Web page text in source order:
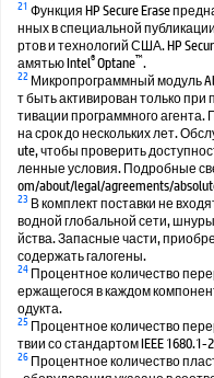
21 Функция HP Secure Erase
нных в специальной
ртов и технологий США. HP
амятью Intel®Optane™.
22 Микропрограммный модуль
т быть активирован только
тивации программного
на срок до нескольких лет.
ute, чтобы проверить
ленные условия. Подробные
om/about/legal/agreements/
23 В комплект поставки не
водной глобальной сети,
йства. Запасные части,
содержать галогены.
24 Процентное количество
ержащегося в каждом
одукта.
25 Процентное количество
твии со стандартом IEEE 1680.1-
26 Процентное количество